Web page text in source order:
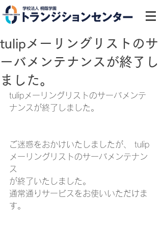
tulipメーリングリストのサ
ーバメンテナンスが終了し
ました。
tulipメーリングリストのサーバメンテ
ナンスが終了しました。
ご迷惑をおかけいたしましたが、 tulip
メーリングリストのサーバメンテナン
ス
が終了いたしました。
通常通りサービスをお使いいただけま
す。